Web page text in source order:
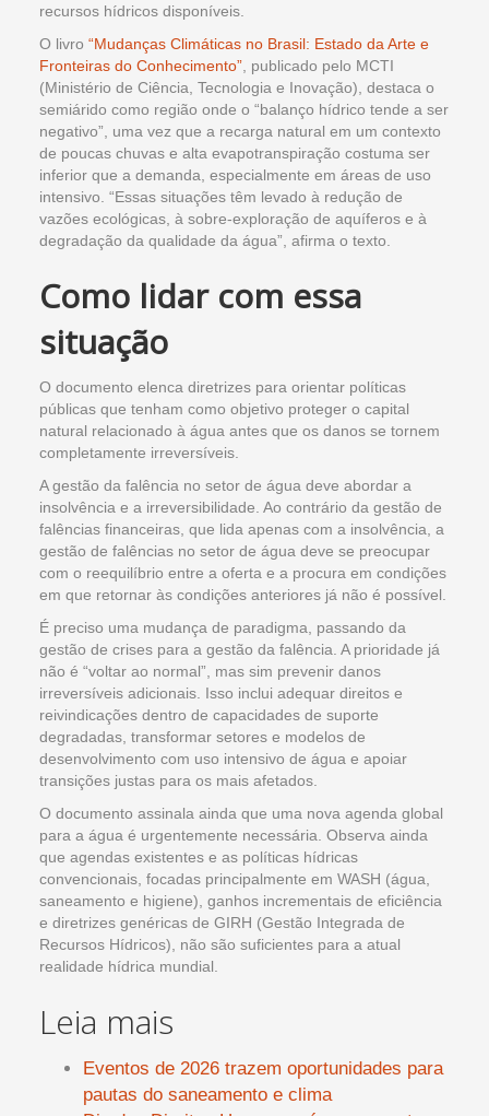
recursos hídricos disponíveis.
O livro “Mudanças Climáticas no Brasil: Estado da Arte e
Fronteiras do Conhecimento” , publicado pelo MCTI
(Ministério de Ciência, Tecnologia e Inovação), destaca o
semiárido como região onde o “balanço hídrico tende a ser
negativo”, uma vez que a recarga natural em um contexto
de poucas chuvas e alta evapotranspiração costuma ser
inferior que a demanda, especialmente em áreas de uso
intensivo. “Essas situações têm levado à redução de
vazões ecológicas, à sobre-exploração de aquíferos e à
degradação da qualidade da água”, afirma o texto.
Como lidar com essa
situação
O documento elenca diretrizes para orientar políticas
públicas que tenham como objetivo proteger o capital
natural relacionado à água antes que os danos se tornem
completamente irreversíveis.
A gestão da falência no setor de água deve abordar a
insolvência e a irreversibilidade. Ao contrário da gestão de
falências financeiras, que lida apenas com a insolvência, a
gestão de falências no setor de água deve se preocupar
com o reequilíbrio entre a oferta e a procura em condições
em que retornar às condições anteriores já não é possível.
É preciso uma mudança de paradigma, passando da
gestão de crises para a gestão da falência. A prioridade já
não é “voltar ao normal”, mas sim prevenir danos
irreversíveis adicionais. Isso inclui adequar direitos e
reivindicações dentro de capacidades de suporte
degradadas, transformar setores e modelos de
desenvolvimento com uso intensivo de água e apoiar
transições justas para os mais afetados.
O documento assinala ainda que uma nova agenda global
para a água é urgentemente necessária. Observa ainda
que agendas existentes e as políticas hídricas
convencionais, focadas principalmente em WASH (água,
saneamento e higiene), ganhos incrementais de eficiência
e diretrizes genéricas de GIRH (Gestão Integrada de
Recursos Hídricos), não são suficientes para a atual
realidade hídrica mundial.
Leia mais
Eventos de 2026 trazem oportunidades para
pautas do saneamento e clima